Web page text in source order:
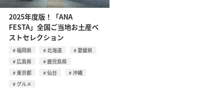
2025年度版！「ANA
FESTA」全国ご当地お土産ベ
ストセレクション
福岡県 北海道
愛媛県
広島県
鹿児島県
東京都
仙台
沖縄
グルメ